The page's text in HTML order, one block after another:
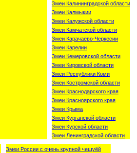
Змеи Калининградской области
Змеи Калмыкии
Змеи Калужской области
Змеи Камчатской области
Змеи Карачаево-Черкесии
Змеи Карелии
Змеи Кемеровской области
Змеи Кировской области
Змеи Республики Коми
Змеи Костромской области
Змеи Краснодарского края
Змеи Красноярского края
Змеи Крыма
Змеи Курганской области
Змеи Курской области
Змеи Ленинградской области
Змеи России с очень крупной чешуёй